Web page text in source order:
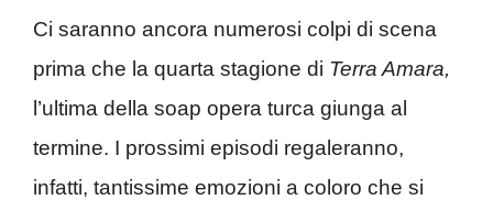
Ci saranno ancora numerosi colpi di scena
prima che la quarta stagione di Terra Amara,
l’ultima della soap opera turca giunga al
termine. I prossimi episodi regaleranno,
infatti, tantissime emozioni a coloro che si